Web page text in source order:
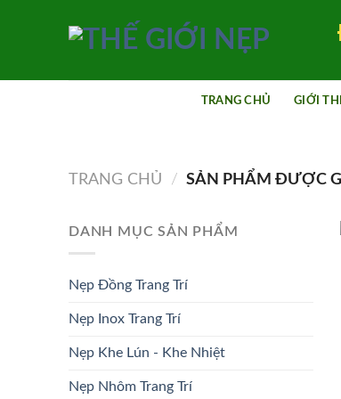
TRANG CHỦ GIỚI
TRANG CHỦ / SẢN PHẨM ĐƯỢC
DANH MỤC SẢN PHẨM
Nẹp Đồng Trang Trí
Nẹp Inox Trang Trí
Nẹp Khe Lún - Khe Nhiệt
Nẹp Nhôm Trang Trí